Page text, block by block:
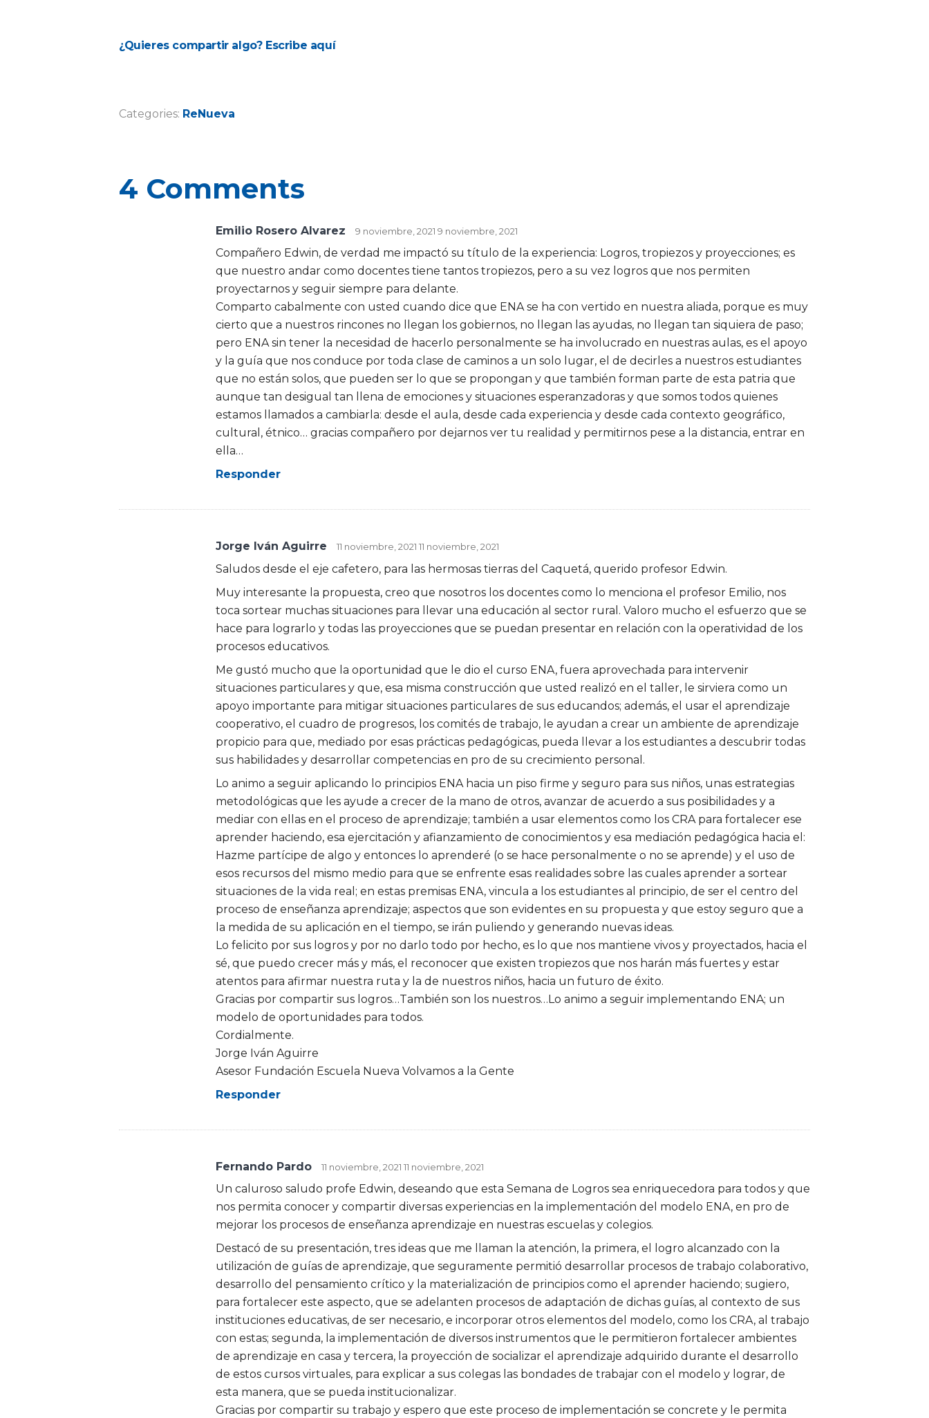
¿Quieres compartir algo? Escribe aquí
Categories: ReNueva
4 Comments
Emilio Rosero Alvarez 9 noviembre, 2021 9 noviembre, 2021
Compañero Edwin, de verdad me impactó su título de la experiencia: Logros, tropiezos y proyecciones; es
que nuestro andar como docentes tiene tantos tropiezos, pero a su vez logros que nos permiten
proyectarnos y seguir siempre para delante.
Comparto cabalmente con usted cuando dice que ENA se ha con vertido en nuestra aliada, porque es muy
cierto que a nuestros rincones no llegan los gobiernos, no llegan las ayudas, no llegan tan siquiera de paso;
pero ENA sin tener la necesidad de hacerlo personalmente se ha involucrado en nuestras aulas, es el apoyo
y la guía que nos conduce por toda clase de caminos a un solo lugar, el de decirles a nuestros estudiantes
que no están solos, que pueden ser lo que se propongan y que también forman parte de esta patria que
aunque tan desigual tan llena de emociones y situaciones esperanzadoras y que somos todos quienes
estamos llamados a cambiarla: desde el aula, desde cada experiencia y desde cada contexto geográfico,
cultural, étnico… gracias compañero por dejarnos ver tu realidad y permitirnos pese a la distancia, entrar en
ella…
Responder
Jorge Iván Aguirre 11 noviembre, 2021 11 noviembre, 2021
Saludos desde el eje cafetero, para las hermosas tierras del Caquetá, querido profesor Edwin.
Muy interesante la propuesta, creo que nosotros los docentes como lo menciona el profesor Emilio, nos
toca sortear muchas situaciones para llevar una educación al sector rural. Valoro mucho el esfuerzo que se
hace para lograrlo y todas las proyecciones que se puedan presentar en relación con la operatividad de los
procesos educativos.
Me gustó mucho que la oportunidad que le dio el curso ENA, fuera aprovechada para intervenir
situaciones particulares y que, esa misma construcción que usted realizó en el taller, le sirviera como un
apoyo importante para mitigar situaciones particulares de sus educandos; además, el usar el aprendizaje
cooperativo, el cuadro de progresos, los comités de trabajo, le ayudan a crear un ambiente de aprendizaje
propicio para que, mediado por esas prácticas pedagógicas, pueda llevar a los estudiantes a descubrir todas
sus habilidades y desarrollar competencias en pro de su crecimiento personal.
Lo animo a seguir aplicando lo principios ENA hacia un piso firme y seguro para sus niños, unas estrategias
metodológicas que les ayude a crecer de la mano de otros, avanzar de acuerdo a sus posibilidades y a
mediar con ellas en el proceso de aprendizaje; también a usar elementos como los CRA para fortalecer ese
aprender haciendo, esa ejercitación y afianzamiento de conocimientos y esa mediación pedagógica hacia el:
Hazme partícipe de algo y entonces lo aprenderé (o se hace personalmente o no se aprende) y el uso de
esos recursos del mismo medio para que se enfrente esas realidades sobre las cuales aprender a sortear
situaciones de la vida real; en estas premisas ENA, vincula a los estudiantes al principio, de ser el centro del
proceso de enseñanza aprendizaje; aspectos que son evidentes en su propuesta y que estoy seguro que a
la medida de su aplicación en el tiempo, se irán puliendo y generando nuevas ideas.
Lo felicito por sus logros y por no darlo todo por hecho, es lo que nos mantiene vivos y proyectados, hacia el
sé, que puedo crecer más y más, el reconocer que existen tropiezos que nos harán más fuertes y estar
atentos para afirmar nuestra ruta y la de nuestros niños, hacia un futuro de éxito.
Gracias por compartir sus logros…También son los nuestros…Lo animo a seguir implementando ENA; un
modelo de oportunidades para todos.
Cordialmente.
Jorge Iván Aguirre
Asesor Fundación Escuela Nueva Volvamos a la Gente
Responder
Fernando Pardo 11 noviembre, 2021 11 noviembre, 2021
Un caluroso saludo profe Edwin, deseando que esta Semana de Logros sea enriquecedora para todos y que
nos permita conocer y compartir diversas experiencias en la implementación del modelo ENA, en pro de
mejorar los procesos de enseñanza aprendizaje en nuestras escuelas y colegios.
Destacó de su presentación, tres ideas que me llaman la atención, la primera, el logro alcanzado con la
utilización de guías de aprendizaje, que seguramente permitió desarrollar procesos de trabajo colaborativo,
desarrollo del pensamiento crítico y la materialización de principios como el aprender haciendo; sugiero,
para fortalecer este aspecto, que se adelanten procesos de adaptación de dichas guías, al contexto de sus
instituciones educativas, de ser necesario, e incorporar otros elementos del modelo, como los CRA, al trabajo
con estas; segunda, la implementación de diversos instrumentos que le permitieron fortalecer ambientes
de aprendizaje en casa y tercera, la proyección de socializar el aprendizaje adquirido durante el desarrollo
de estos cursos virtuales, para explicar a sus colegas las bondades de trabajar con el modelo y lograr, de
esta manera, que se pueda institucionalizar.
Gracias por compartir su trabajo y espero que este proceso de implementación se concrete y le permita